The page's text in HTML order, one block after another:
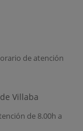
de atención
Villaba
de 8.00h a